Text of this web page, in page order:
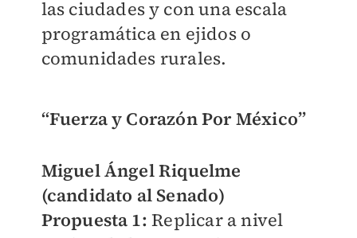
las ciudades y con una escala
programática en ejidos o
comunidades rurales.
“Fuerza y Corazón Por México”
Miguel Ángel Riquelme
(candidato al Senado)
Propuesta 1: Replicar a nivel